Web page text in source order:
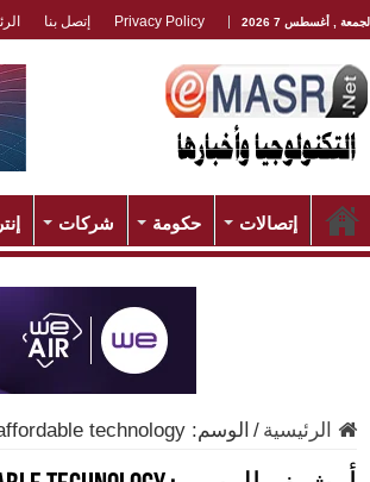
الجمعة , أغسطس 7 2026 Privacy Policy إتصل بنا
إتصالات حكومة شركات
الرئيسية / الوسم:technology